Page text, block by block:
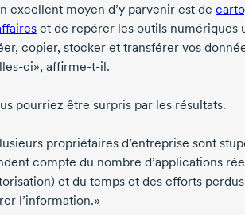
excellent moyen d’y parvenir est de
et de repérer les outils numériques
copier, stocker et transférer vos
ci», affirme-t-il.
pourriez être surpris par les résultats.
propriétaires d’entreprise sont
compte du nombre d’applications
et du temps et des efforts
l’information.»